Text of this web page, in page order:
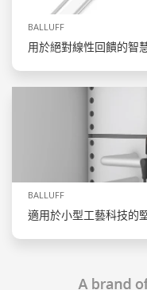
BALLUFF
用於絕對線性回饋的智
BALLUFF
適用於小型工藝科技的